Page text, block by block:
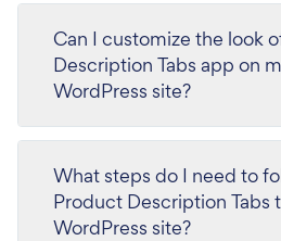
Can I customize the look
Description Tabs app on
WordPress site?
What steps do I need to
Product Description Tabs
WordPress site?